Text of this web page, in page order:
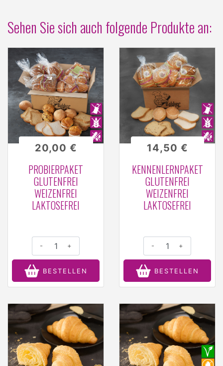
Sehen Sie sich auch folgende Produkte an:
PROBIERPAKET
GLUTENFREI
WEIZENFREI
LAKTOSEFREI
20,00 €
- +
BESTELLEN
KENNENLERNPAKET
GLUTENFREI
WEIZENFREI
LAKTOSEFREI
14,50 €
- +
BESTELLEN